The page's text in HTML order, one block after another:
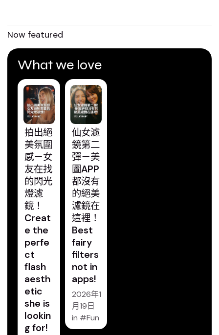
Now featured
What we love
拍出絕
美氛圍
感－女
友在找
的閃光
燈濾
鏡！
Creat
e the
perfe
ct
flash
aesth
etic
she is
lookin
g for!
仙女濾
鏡第二
彈－美
圖APP
都沒有
的絕美
濾鏡在
這裡！
Best
fairy
filters
not in
apps!
2026年1
月19日
in
Fun